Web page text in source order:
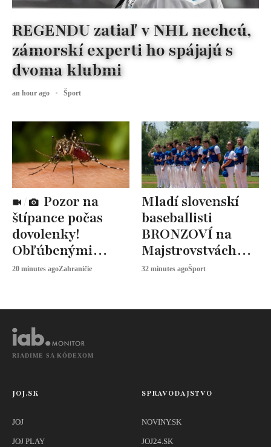
štípance počas
dovolenky!
Obľúbenými
destináciami
20 minutes agoZahraničie
Mladí slovenskí
baseballisti
BRONZOVÍ na
Majstrovstvách
Európy
32 minutes agoŠport
REGENDU zatiaľ v NHL nechcú,
zámorskí experti ho spájajú s
dvoma klubmi
an hour ago Šport
RIADIME SA KÓDEXOM
JOJ.SK
JOJ
JOJ PLAY
SPRAVODAJSTVO
NOVINY.SK
JOJ24.SK